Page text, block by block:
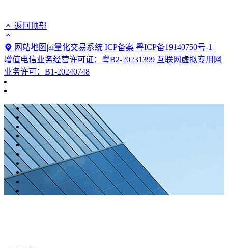
返回顶部
网站地图 |ai量化交易系统 ICP备案 粤ICP备19140750号-1 |
增值电信业务经营许可证：粤B2-20231399 互联网虚拟专用网
业务许可：B1-20240748